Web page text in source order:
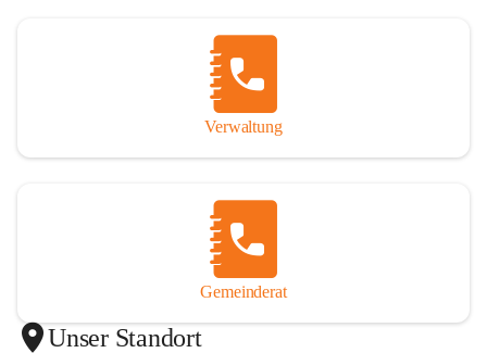
Verwaltung
Gemeinderat
Unser Standort